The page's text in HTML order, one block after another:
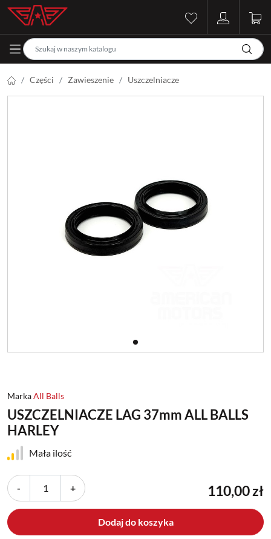
Części Zawieszenie Uszczelniacze
MarkaAll Balls
USZCZELNIACZE LAG 37mm ALL BALLS
HARLEY
Mała ilość
- + 110,00 zł
Dodaj do koszyka